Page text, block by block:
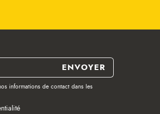
informations de contact dans les